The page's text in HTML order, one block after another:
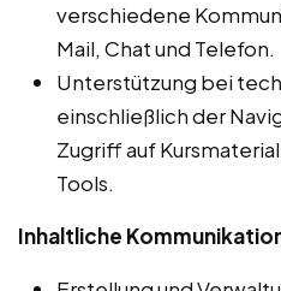
verschiedene
Mail, Chat und Telefon.
Unterstützung bei
einschließlich der
Zugriff auf
Tools.
Inhaltliche